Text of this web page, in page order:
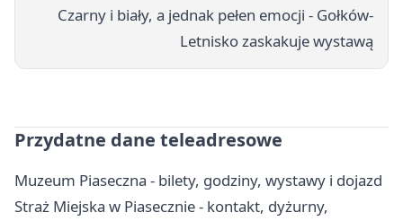
Czarny i biały, a jednak pełen emocji - Gołków-
Letnisko zaskakuje wystawą
Przydatne dane teleadresowe
Muzeum Piaseczna - bilety, godziny, wystawy i dojazd
Straż Miejska w Piasecznie - kontakt, dyżurny,